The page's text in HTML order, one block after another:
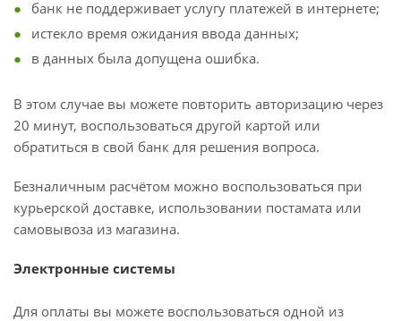
банк не поддерживает услугу платежей в интернете;
истекло время ожидания ввода данных;
в данных была допущена ошибка.
В этом случае вы можете повторить авторизацию через
20 минут, воспользоваться другой картой или
обратиться в свой банк для решения вопроса.
Безналичным расчётом можно воспользоваться при
курьерской доставке, использовании постамата или
самовывоза из магазина.
Электронные системы
Для оплаты вы можете воспользоваться одной из